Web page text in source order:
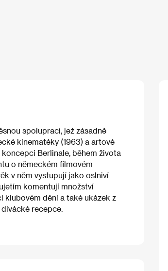
spoluprací, jež zásadně
kinematéky (1963) a artové
Berlinale, během života
o německém filmovém
v něm vystupují jako oslniví
komentují množství
klubovém dění a také ukázek z
recepce.